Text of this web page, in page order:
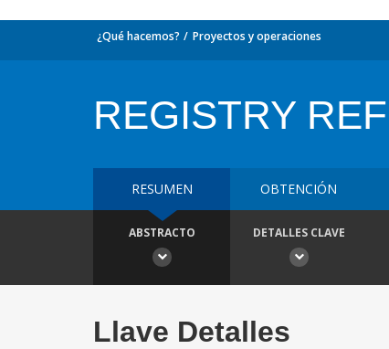
¿Qué hacemos? Proyectos y operaciones
REGISTRY
RESUMEN OBTENCIÓN
ABSTRACTO DETALLES CLAVE
Llave Detalles